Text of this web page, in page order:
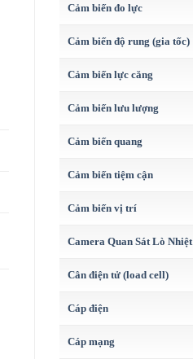
Cảm biến đo lực
Cảm biến độ rung (gia tốc)
Cảm biến lực căng
Cảm biến lưu lượng
Cảm biến quang
Cảm biến tiệm cận
Cảm biến vị trí
Camera Quan Sát Lò Nhiệt
Cân điện tử (load cell)
Cáp điện
Cáp mạng